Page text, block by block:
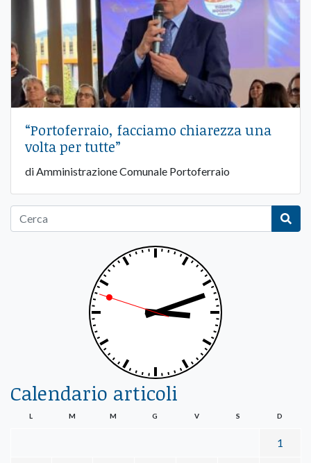
“Portoferraio, facciamo chiarezza una
volta per tutte”
di Amministrazione Comunale Portoferraio
Calendario articoli
L M M G V S D
1